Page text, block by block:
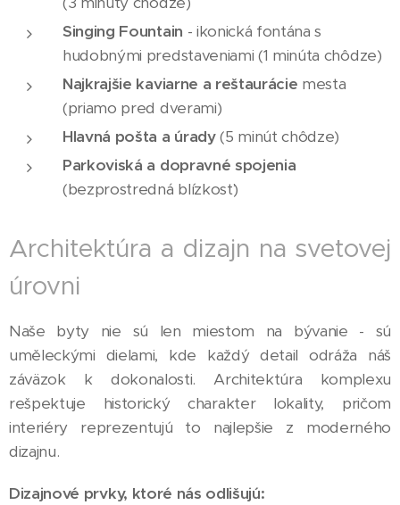
Singing Fountain - ikonická fontána s
hudobnými predstaveniami (1 minúta chôdze)
Najkrajšie kaviarne a reštaurácie mesta
(priamo pred dverami)
Hlavná pošta a úrady(5 minút chôdze)
Parkoviská a dopravné spojenia
(bezprostredná blízkosť)
Architektúra a dizajn na svetovej
úrovni
Naše byty nie sú len miestom na bývanie - sú
uměleckými dielami, kde každý detail odráža náš
záväzok k dokonalosti. Architektúra komplexu
rešpektuje historický charakter lokality, pričom
interiéry reprezentujú to najlepšie z moderného
dizajnu.
Dizajnové prvky, ktoré nás odlišujú: